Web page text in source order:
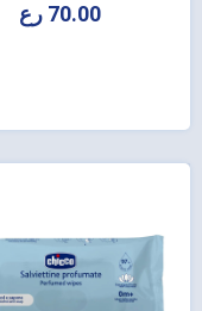
70.00 رع